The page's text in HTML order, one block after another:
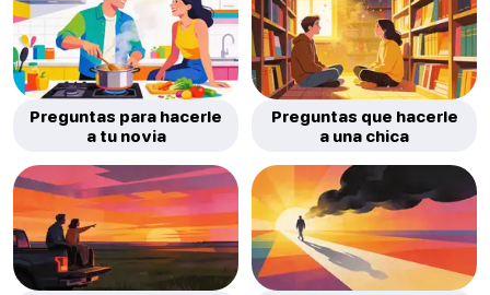
Preguntas para hacerle
a tu novia
Preguntas que hacerle
a una chica